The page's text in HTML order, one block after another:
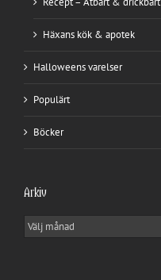
Häxans kök & apotek
Halloweens varelser
Populärt
Böcker
Arkiv
Arkiv